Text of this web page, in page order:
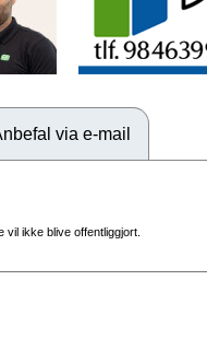
via e-mail
ikke blive offentliggjort.